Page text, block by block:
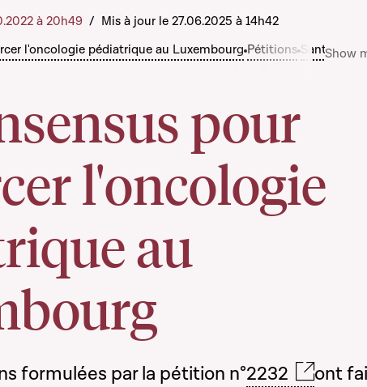
l'oncologie pédiatrique au Luxembourg Pétitions SantéShow
pour
l'oncologie
au
à 20h49 / Mis à jour le 27.06.2025 à 14h42
formulées par la pétition n°2232
ont